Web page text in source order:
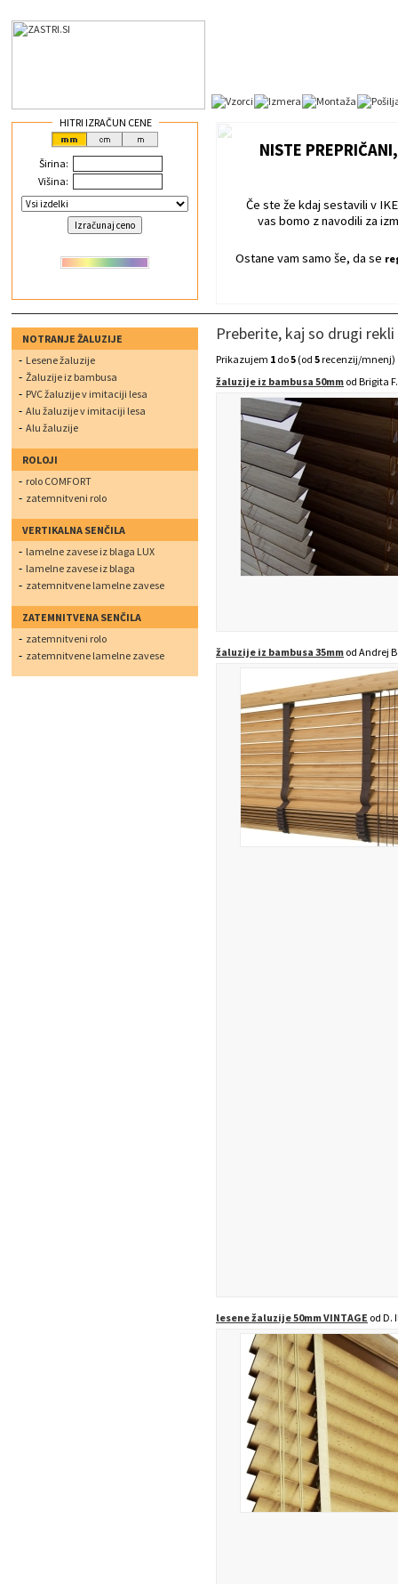
HITRI IZRAČUN CENE
Širina:
Višina:
NISTE
Če ste že kdaj sestavili v
vas bomo z navodili za
Ostane vam samo še, da se
NOTRANJE ŽALUZIJE
Lesene žaluzije
Žaluzije iz bambusa
PVC žaluzije v imitaciji lesa
Alu žaluzije v imitaciji lesa
Alu žaluzije
ROLOJI
rolo COMFORT
zatemnitveni rolo
VERTIKALNA SENČILA
lamelne zavese iz blaga LUX
lamelne zavese iz blaga
zatemnitvene lamelne zavese
ZATEMNITVENA SENČILA
zatemnitveni rolo
zatemnitvene lamelne zavese
Preberite, kaj so drugi
Prikazujem 1 do5 (od 5recenzij/mnenj)
žaluzije iz bambusa 50mm od Brigita
žaluzije iz bambusa 35mm od Andrej
lesene žaluzije 50mm VINTAGE od D.